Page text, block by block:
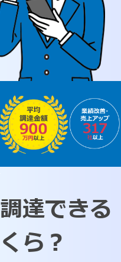
達できる
ら？